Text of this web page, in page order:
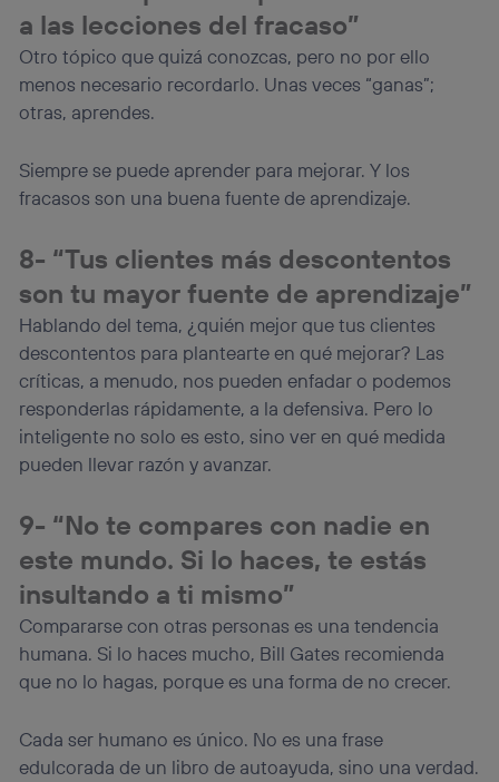
a las lecciones del fracaso”
Otro tópico que quizá conozcas, pero no por ello
menos necesario recordarlo. Unas veces “ganas”;
otras, aprendes.
Siempre se puede aprender para mejorar. Y los
fracasos son una buena fuente de aprendizaje.
8- “Tus clientes más descontentos
son tu mayor fuente de aprendizaje”
Hablando del tema, ¿quién mejor que tus clientes
descontentos para plantearte en qué mejorar? Las
críticas, a menudo, nos pueden enfadar o podemos
responderlas rápidamente, a la defensiva. Pero lo
inteligente no solo es esto, sino ver en qué medida
pueden llevar razón y avanzar.
9- “No te compares con nadie en
este mundo. Si lo haces, te estás
insultando a ti mismo”
Compararse con otras personas es una tendencia
humana. Si lo haces mucho, Bill Gates recomienda
que no lo hagas, porque es una forma de no crecer.
Cada ser humano es único. No es una frase
edulcorada de un libro de autoayuda, sino una verdad.